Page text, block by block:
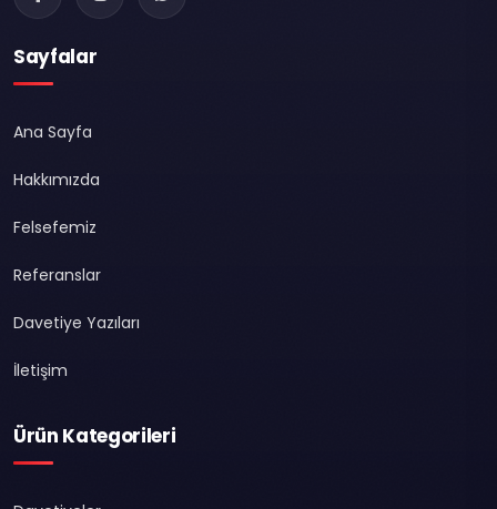
Sayfalar
Ana Sayfa
Hakkımızda
Felsefemiz
Referanslar
Davetiye Yazıları
İletişim
Ürün Kategorileri